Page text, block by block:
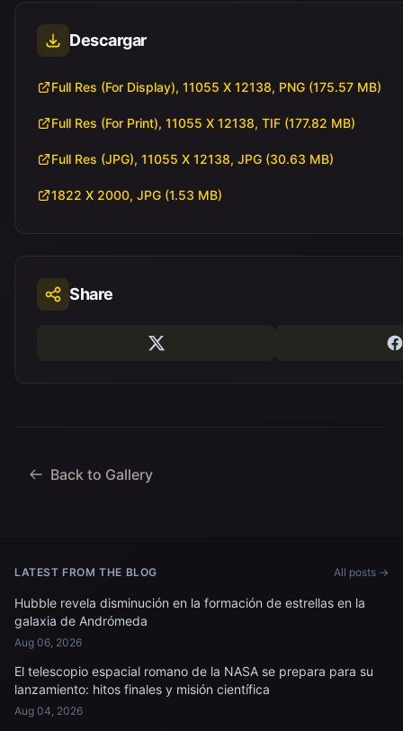
Descargar
Full Res (For Display), 11055 X 12138, PNG (175.57 MB)
Full Res (For Print), 11055 X 12138, TIF (177.82 MB)
Full Res (JPG), 11055 X 12138, JPG (30.63 MB)
1822 X 2000, JPG (1.53 MB)
Share
Back to Gallery
LATEST FROM THE BLOG All posts →
Hubble revela disminución en la formación de estrellas en la
galaxia de Andrómeda
Aug 06, 2026
El telescopio espacial romano de la NASA se prepara para su
lanzamiento: hitos finales y misión científica
Aug 04, 2026